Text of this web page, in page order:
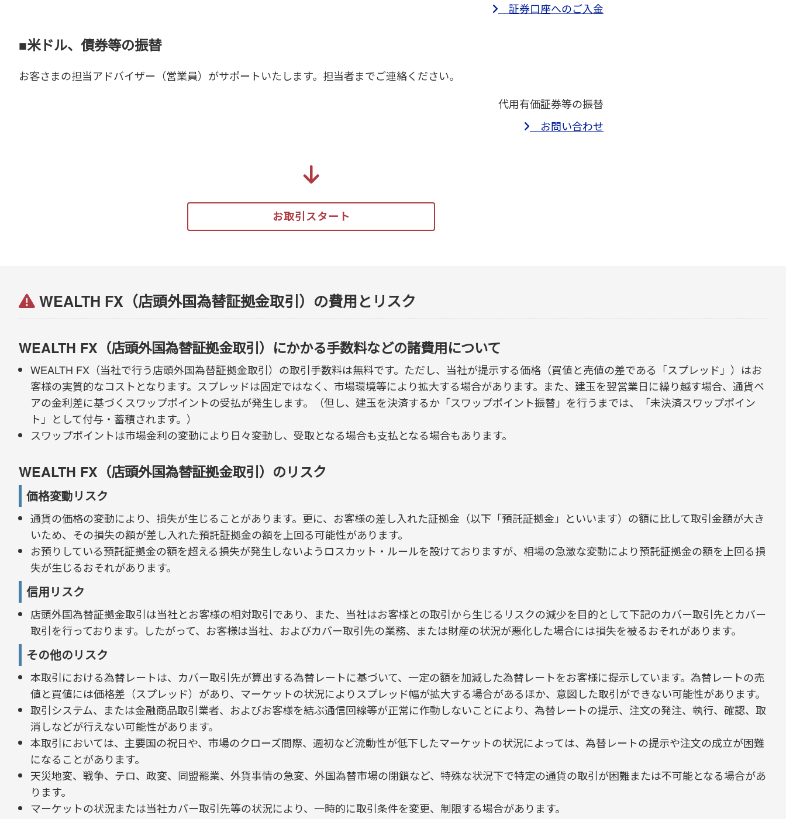
証券口座へのご入金
■米ドル、債券等の振替
お客さまの担当アドバイザー（営業員）がサポートいたします。担当者までご連絡ください。
代用有価証券等の振替
お問い合わせ
お取引スタート
WEALTH FX（店頭外国為替証拠金取引）の費用とリスク
WEALTH FX（店頭外国為替証拠金取引）にかかる手数料などの諸費用について
WEALTH FX（当社で行う店頭外国為替証拠金取引）の取引手数料は無料です。ただし、当社が提示する価格（買値と売値の差である「スプレッド」）はお
客様の実質的なコストとなります。スプレッドは固定ではなく、市場環境等により拡大する場合があります。また、建玉を翌営業日に繰り越す場合、通貨ペ
アの金利差に基づくスワップポイントの受払が発生します。（但し、建玉を決済するか「スワップポイント振替」を行うまでは、「未決済スワップポイン
ト」として付与・蓄積されます。）
スワップポイントは市場金利の変動により日々変動し、受取となる場合も支払となる場合もあります。
WEALTH FX（店頭外国為替証拠金取引）のリスク
価格変動リスク
通貨の価格の変動により、損失が生じることがあります。更に、お客様の差し入れた証拠金（以下「預託証拠金」といいます）の額に比して取引金額が大き
いため、その損失の額が差し入れた預託証拠金の額を上回る可能性があります。
お預りしている預託証拠金の額を超える損失が発生しないようロスカット・ルールを設けておりますが、相場の急激な変動により預託証拠金の額を上回る損
失が生じるおそれがあります。
信用リスク
店頭外国為替証拠金取引は当社とお客様の相対取引であり、また、当社はお客様との取引から生じるリスクの減少を目的として下記のカバー取引先とカバー
取引を行っております。したがって、お客様は当社、およびカバー取引先の業務、または財産の状況が悪化した場合には損失を被るおそれがあります。
その他のリスク
本取引における為替レートは、カバー取引先が算出する為替レートに基づいて、一定の額を加減した為替レートをお客様に提示しています。為替レートの売
値と買値には価格差（スプレッド）があり、マーケットの状況によりスプレッド幅が拡大する場合があるほか、意図した取引ができない可能性があります。
取引システム、または金融商品取引業者、およびお客様を結ぶ通信回線等が正常に作動しないことにより、為替レートの提示、注文の発注、執行、確認、取
消しなどが行えない可能性があります。
本取引においては、主要国の祝日や、市場のクローズ間際、週初など流動性が低下したマーケットの状況によっては、為替レートの提示や注文の成立が困難
になることがあります。
天災地変、戦争、テロ、政変、同盟罷業、外貨事情の急変、外国為替市場の閉鎖など、特殊な状況下で特定の通貨の取引が困難または不可能となる場合があ
ります。
マーケットの状況または当社カバー取引先等の状況により、一時的に取引条件を変更、制限する場合があります。